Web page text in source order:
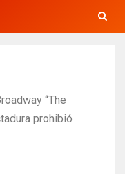
“The
prohibió